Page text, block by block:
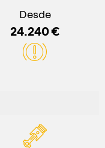
Desde
24.240 €